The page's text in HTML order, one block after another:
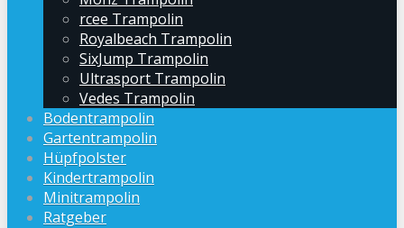
rcee Trampolin
Royalbeach Trampolin
SixJump Trampolin
Ultrasport Trampolin
Vedes Trampolin
Bodentrampolin
Gartentrampolin
Hüpfpolster
Kindertrampolin
Minitrampolin
Ratgeber